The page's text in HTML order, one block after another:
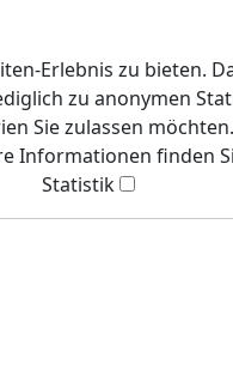
Erlebnis zu bieten.
zu anonymen
Sie zulassen
Informationen finden
Statistik